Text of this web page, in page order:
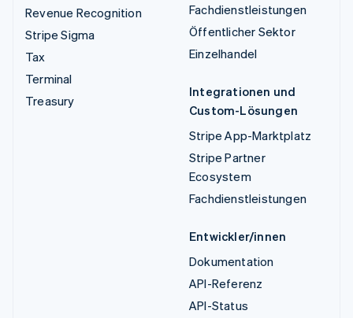
Revenue Recognition
Stripe Sigma
Tax
Terminal
Treasury
Fachdienstleistungen
Öffentlicher Sektor
Einzelhandel
Integrationen und
Custom-Lösungen
Stripe App-Marktplatz
Stripe Partner
Ecosystem
Fachdienstleistungen
Entwickler/innen
Dokumentation
API-Referenz
API-Status